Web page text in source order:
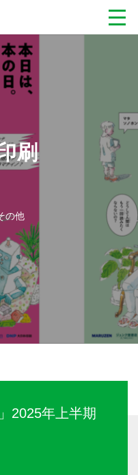
刷
ポスター + 店頭Movie
の他
2025年上半期